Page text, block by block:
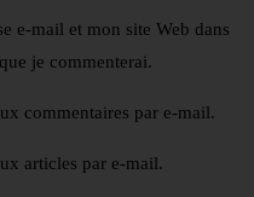
e-mail et mon site Web dans
je commenterai.
commentaires par e-mail.
articles par e-mail.